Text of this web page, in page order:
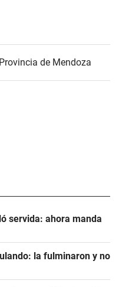
Provincia de Mendoza
servida: ahora manda
la fulminaron y no